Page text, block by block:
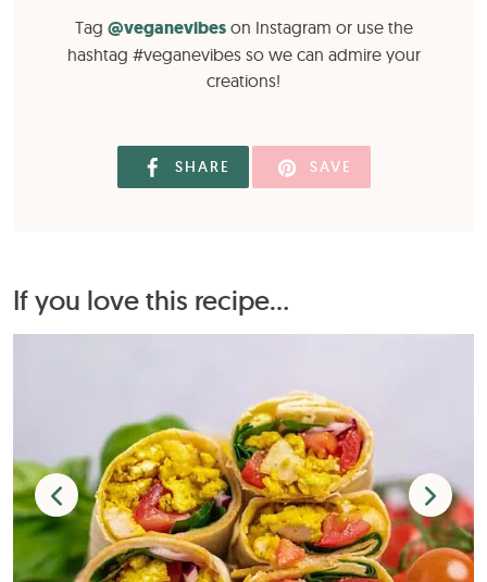
Tag @veganevibeson Instagram or use the
hashtag #veganevibes so we can admire your
creations!
SHARE SAVE
If you love this recipe...